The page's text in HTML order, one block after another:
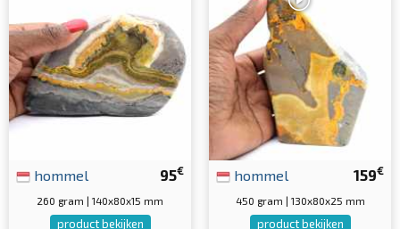
95€
hommel
260 gram | 140x80x15 mm
product bekijken
159€
hommel
450 gram | 130x80x25 mm
product bekijken